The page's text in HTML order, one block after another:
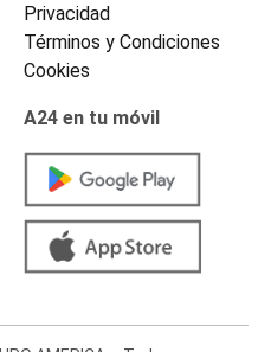
Privacidad
Términos y Condiciones
Cookies
A24 en tu móvil